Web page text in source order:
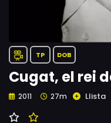
TP DOB
Cugat, el rei
2011 27m Llista